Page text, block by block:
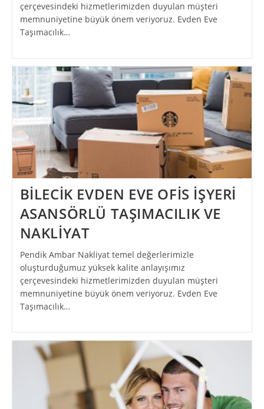
çerçevesindeki hizmetlerimizden duyulan müşteri
memnuniyetine büyük önem veriyoruz. Evden Eve
Taşımacılık…
BİLECİK EVDEN EVE OFİS İŞYERİ
ASANSÖRLÜ TAŞIMACILIK VE
NAKLİYAT
Pendik Ambar Nakliyat temel değerlerimizle
oluşturduğumuz yüksek kalite anlayışımız
çerçevesindeki hizmetlerimizden duyulan müşteri
memnuniyetine büyük önem veriyoruz. Evden Eve
Taşımacılık…